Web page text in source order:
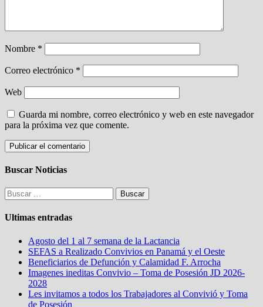
Nombre *
Correo electrónico *
Web
Guarda mi nombre, correo electrónico y web en este navegador
para la próxima vez que comente.
Buscar Noticias
Buscar:
Ultimas entradas
Agosto del 1 al 7 semana de la Lactancia
SEFAS a Realizado Convivios en Panamá y el Oeste
Beneficiarios de Defunción y Calamidad F. Arrocha
Imagenes ineditas Convivio – Toma de Posesión JD 2026-
2028
Les invitamos a todos los Trabajadores al Convivió y Toma
de Posesión